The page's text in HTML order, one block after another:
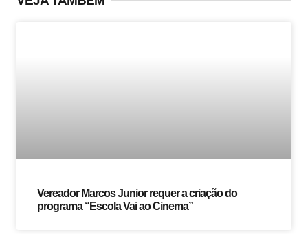
Vereador Marcos Junior requer a criação do
programa “Escola Vai ao Cinema”